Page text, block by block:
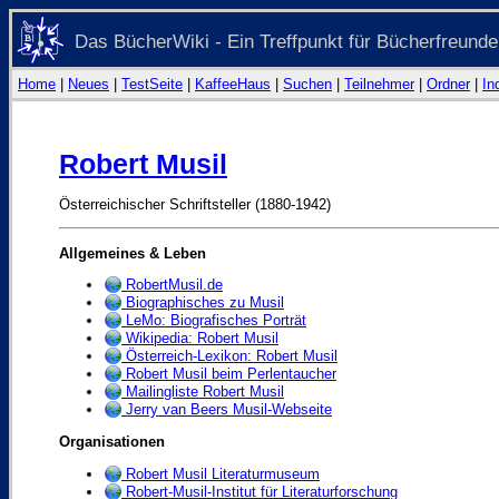
Das BücherWiki - Ein Treffpunkt für Bücherfreunde
Home Neues TestSeite KaffeeHaus Suchen Teilnehmer| Ordner|
Robert Musil
Österreichischer Schriftsteller (1880-1942)
Allgemeines & Leben
RobertMusil.de
Biographisches zu Musil
LeMo: Biografisches Porträt
Wikipedia: Robert Musil
Österreich-Lexikon: Robert Musil
Robert Musil beim Perlentaucher
Mailingliste Robert Musil
Jerry van Beers Musil-Webseite
Organisationen
Robert Musil Literaturmuseum
Robert-Musil-Institut für Literaturforschung